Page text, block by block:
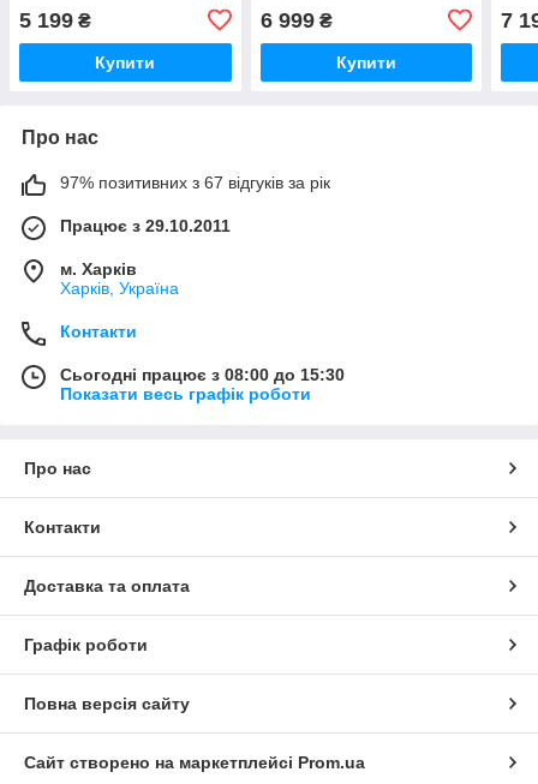
5 199 ₴
Купити
6 999₴
Купити
7
Про нас
97% позитивних з 67 відгуків за рік
Працює з 29.10.2011
м. Харків
Харків, Україна
Контакти
Сьогодні працює з 08:00 до 15:30
Показати весь графік роботи
Про нас
Контакти
Доставка та оплата
Графік роботи
Повна версія сайту
Сайт створено на маркетплейсі Prom.ua